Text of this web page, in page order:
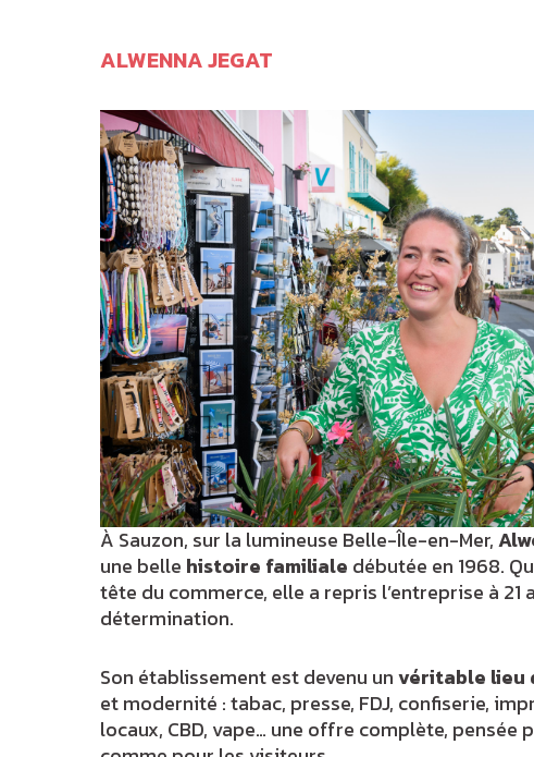
ALWENNA JEGAT
À Sauzon, sur la lumineuse Belle-Île-en-Mer,
une belle histoire familiale débutée en 1968.
tête du commerce, elle a repris l’entreprise à 21
détermination.
Son établissement est devenu unvéritable lieu
et modernité : tabac, presse, FDJ, confiserie,
locaux, CBD, vape… une offre complète, pensée